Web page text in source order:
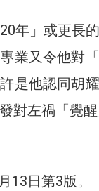
年」或更長
業又令他對
是他認同胡
對左禍「覺醒
13日第3版。